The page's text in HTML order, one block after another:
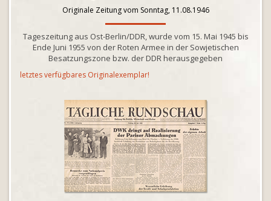
Originale Zeitung vom Sonntag, 11.08.1946
Tageszeitung aus Ost-Berlin/DDR, wurde vom 15. Mai 1945 bis
Ende Juni 1955 von der Roten Armee in der Sowjetischen
Besatzungszone bzw. der DDR herausgegeben
letztes verfügbares Originalexemplar!